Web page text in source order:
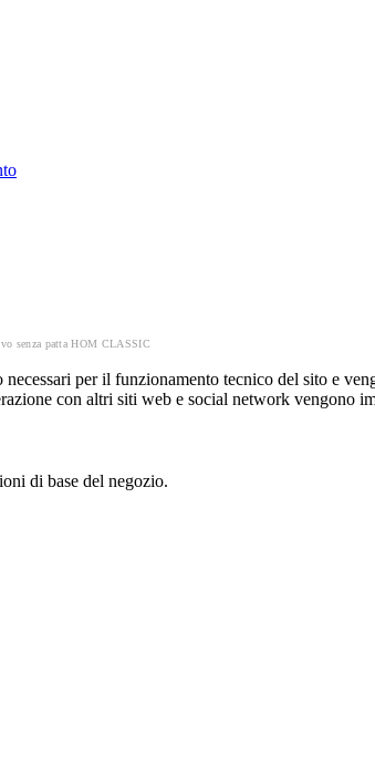
senza patta HOM CLASSIC
per il funzionamento tecnico del sito e
con altri siti web e social network vengono
di base del negozio.